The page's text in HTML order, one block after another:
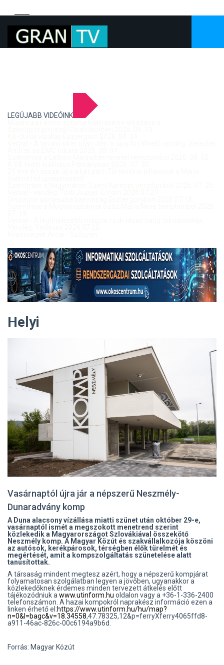
LEGÚJABB VIDEÓINK
Helyi
Vasárnaptól újra jár a népszerű Neszmély-
Dunaradvány komp
A Duna alacsony vízállása miatti szünet után október 29-e,
vasárnaptól ismét a megszokott menetrend szerint
közlekedik a Magyarországot Szlovákiával összekötő
Neszmély komp. A Magyar Közút és szakvállalkozója köszöni
az autósok, kerékpárosok, térségben élők türelmét és
megértését, amit a kompszolgáltatás szünetelése alatt
tanúsítottak.
A társaság mindent megtesz azért, hogy a népszerű kompjárat
folyamatosan szolgálatban legyen a jövőben, ugyanakkor a
közlekedőknek érdemes minden tervezett átkelés előtt
tájékozódniuk a www.utinform.hu oldalon vagy a +36-1-336-2400
telefonszámon. A hazai kompokról naprakész információ ezen a
linken érhető el:https://www.utinform.hu/hu/map?
n=0&l=bagc&v=18.34558,47.78325,12&p=ferryXferry4065ffd8-
a911-46ac-826c-00c6194a9b6d.
Forrás: Magyar Közút